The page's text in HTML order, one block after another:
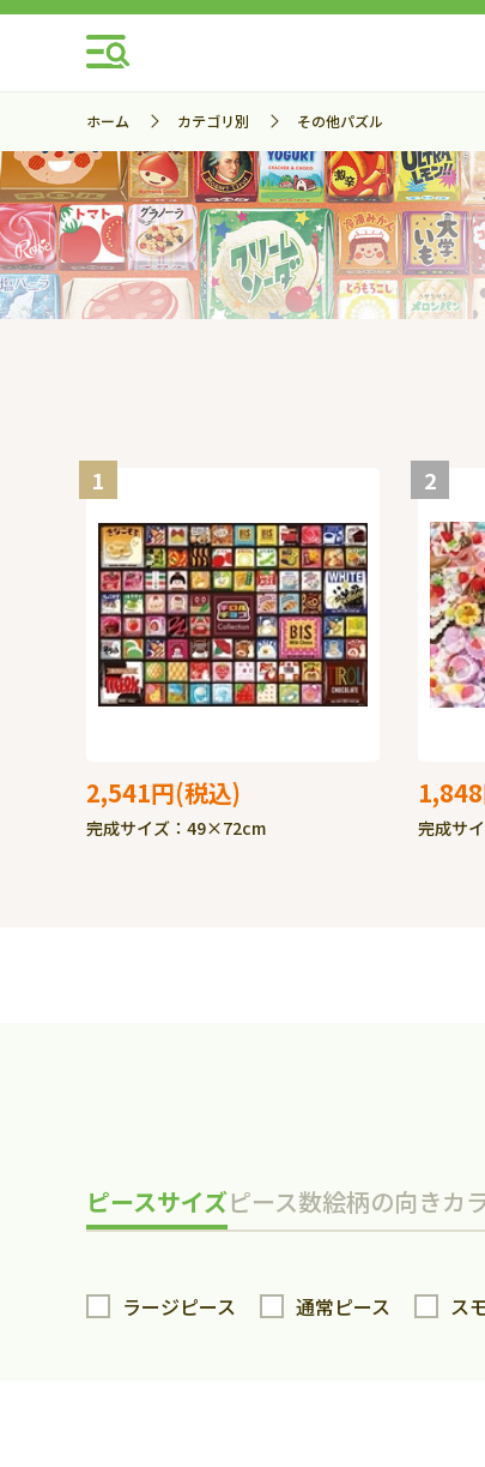
ホーム カテゴリ別 その他パズル
1
2,541円
完成サイズ：49×72cm
2
完成サ
ピースサイズピース数絵柄の向きカ
ラージピース 通常ピース ス